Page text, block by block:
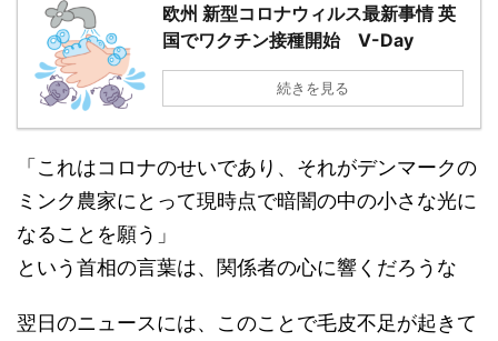
欧州 新型コロナウィルス最新事情 英
国でワクチン接種開始 V-Day
続きを見る
「これはコロナのせいであり、それがデンマークの
ミンク農家にとって現時点で暗闇の中の小さな光に
なることを願う」
という首相の言葉は、関係者の心に響くだろうな
翌日のニュースには、このことで毛皮不足が起きて